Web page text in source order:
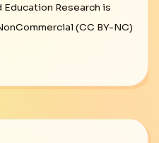
Research is
(CC BY-NC)